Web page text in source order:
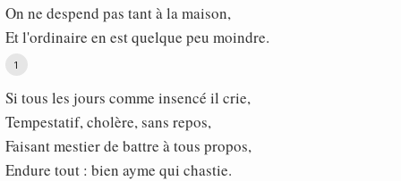
On ne despend pas tant à la maison,
Et l'ordinaire en est quelque peu moindre.
1
Si tous les jours comme insencé il crie,
Tempestatif, cholère, sans repos,
Faisant mestier de battre à tous propos,
Endure tout : bien ayme qui chastie.